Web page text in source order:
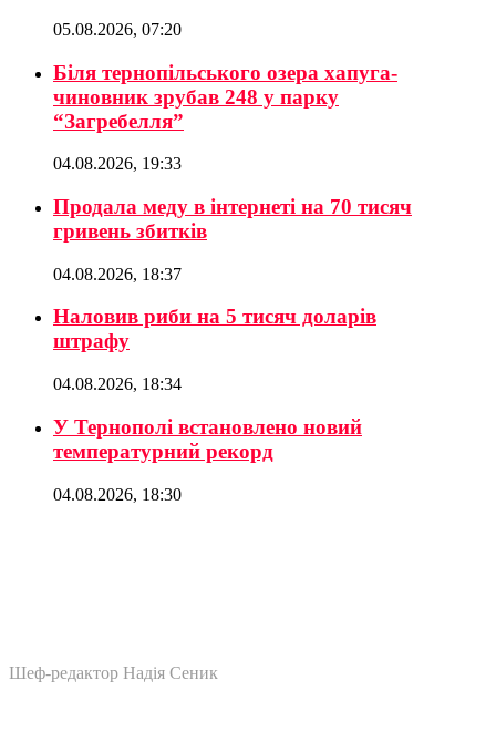
05.08.2026, 07:20
Біля тернопільського озера хапуга-
чиновник зрубав 248 у парку
“Загребелля”
04.08.2026, 19:33
Продала меду в інтернеті на 70 тисяч
гривень збитків
04.08.2026, 18:37
Наловив риби на 5 тисяч доларів
штрафу
04.08.2026, 18:34
У Тернополі встановлено новий
температурний рекорд
04.08.2026, 18:30
Шеф-редактор Надія Сеник